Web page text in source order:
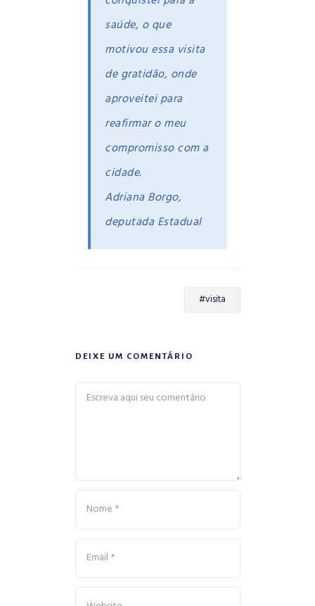
saúde, o que
motivou essa visita
de gratidão, onde
aproveitei para
reafirmar o meu
compromisso com a
cidade.
Adriana Borgo,
deputada Estadual
#visita
DEIXE UM COMENTÁRIO